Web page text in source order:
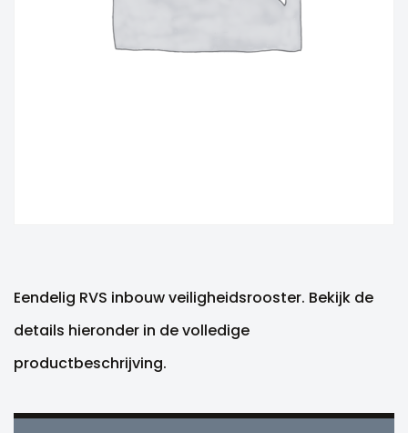
Eendelig RVS inbouw veiligheidsrooster. Bekijk de
details hieronder in de volledige
productbeschrijving.